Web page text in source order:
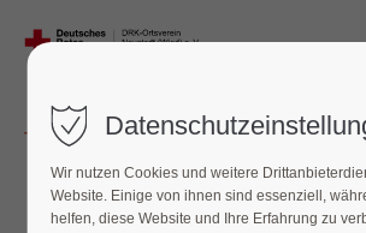
Termine/Lehrgänge
Rotkreuzkurse
Wir nutzen Cookies und weitere
Website. Einige von ihnen sind essenziell,
helfen, diese Website und Ihre Erfahrung zu